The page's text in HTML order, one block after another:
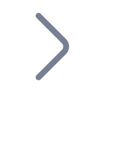
Bitnovo
dans votre entreprise et
votre écosystème.
de distributeurs et
projet à notre service